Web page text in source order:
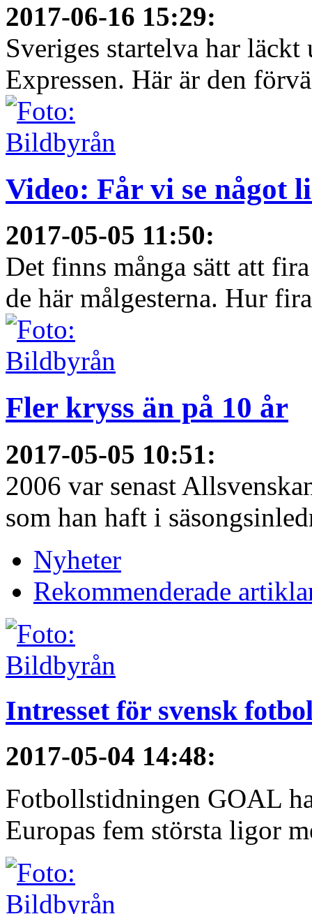
2017-06-16 15:29:
Sveriges startelva har
Expressen. Här är den
Video: Får vi se något
2017-05-05 11:50:
Det finns många sätt att
de här målgesterna. Hur
Fler kryss än på 10 år
2017-05-05 10:51:
2006 var senast
som han haft i
Nyheter
Rekommenderade
Intresset för svensk
2017-05-04 14:48:
Fotbollstidningen GOAL
Europas fem största ligor